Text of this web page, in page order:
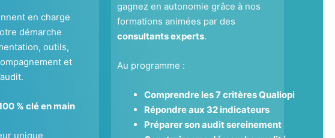
en charge
démarche
outils,
et
% clé en main
unique
gagnez en autonomie grâce à nos
formations animées par des
consultants experts.
Au programme :
Comprendre les 7 critères Qualiopi
Répondre aux 32 indicateurs
Préparer son audit sereinement